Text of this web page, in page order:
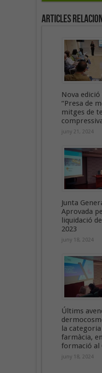
Articles
Nova
“Presa de
mitges de
juny 21, 2024
Junta
Aprovada
liquidació
2023
juny 18, 2024
Últims
la categoria
farmàcia,
formació al
juny 18, 2024